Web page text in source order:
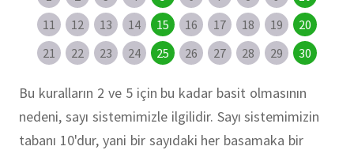
11
12 13 14 15 16 17 18 19
20
21
22 23 24 25 26 27 28 29 30
Bu kuralların 2 ve 5 için bu kadar basit olmasının
nedeni, sayı sistemimizle ilgilidir. Sayı sistemimizin
tabanı 10'dur, yani bir sayıdaki her basamaka bir